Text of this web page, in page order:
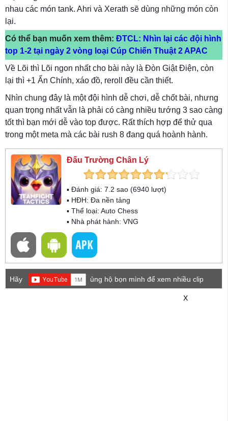
nhau các món tank. Ahri và Xerath sẽ dùng những món còn
lại.
Có thể bạn muốn xem thêm: ĐTCL: Nhìn lại các đội hình
top 1-2 tại ngày 2 vòng loại Cúp Chiến Thuật 2 APAC
Về Lõi thì Lõi ngon nhất cho bài này là Đòn Giật Điện, còn
lại thì +1 Ẩn Chính, xáo đồ, reroll đều cần thiết.
Nhìn chung đây là một đội hình dễ chơi, dễ chốt bài, nhưng
quan trọng nhất vẫn là phải có càng nhiều tướng 3 sao càng
tốt thì bạn mới dễ vào top được. Rất thích hợp để thử qua
trong một meta mà các bài rush 8 đang quá hoành hành.
Đấu Trường Chân Lý
▪ Đánh giá: 7.2 sao (6940 lượt)
▪ HĐH: Đa nền tảng
▪ Thể loại: Auto Chess
▪ Nhà phát hành: VNG
Hãy
ủng hộ bọn mình để xem nhiều clip
X